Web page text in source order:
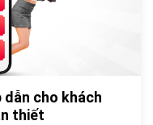
cho khách
thiết